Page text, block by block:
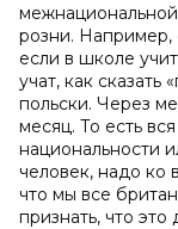
розни. Например,
если в школе
учат, как сказать
польски. Через
месяц. То есть
национальности
человек, надо ко
что мы все
признать, что это